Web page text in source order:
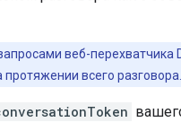
веб-перехватчика
всего разговора.